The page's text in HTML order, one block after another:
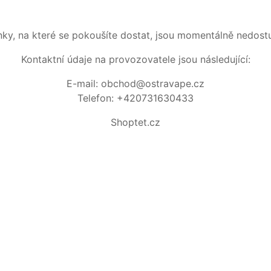
na které se pokoušíte dostat, jsou momentálně
Kontaktní údaje na provozovatele jsou následující:
E-mail: obchod@ostravape.cz
Telefon: +420731630433
Shoptet.cz